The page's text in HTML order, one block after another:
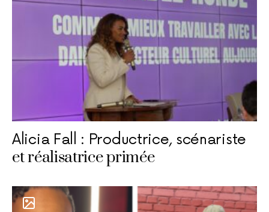
Alicia Fall : Productrice, scénariste
et réalisatrice primée